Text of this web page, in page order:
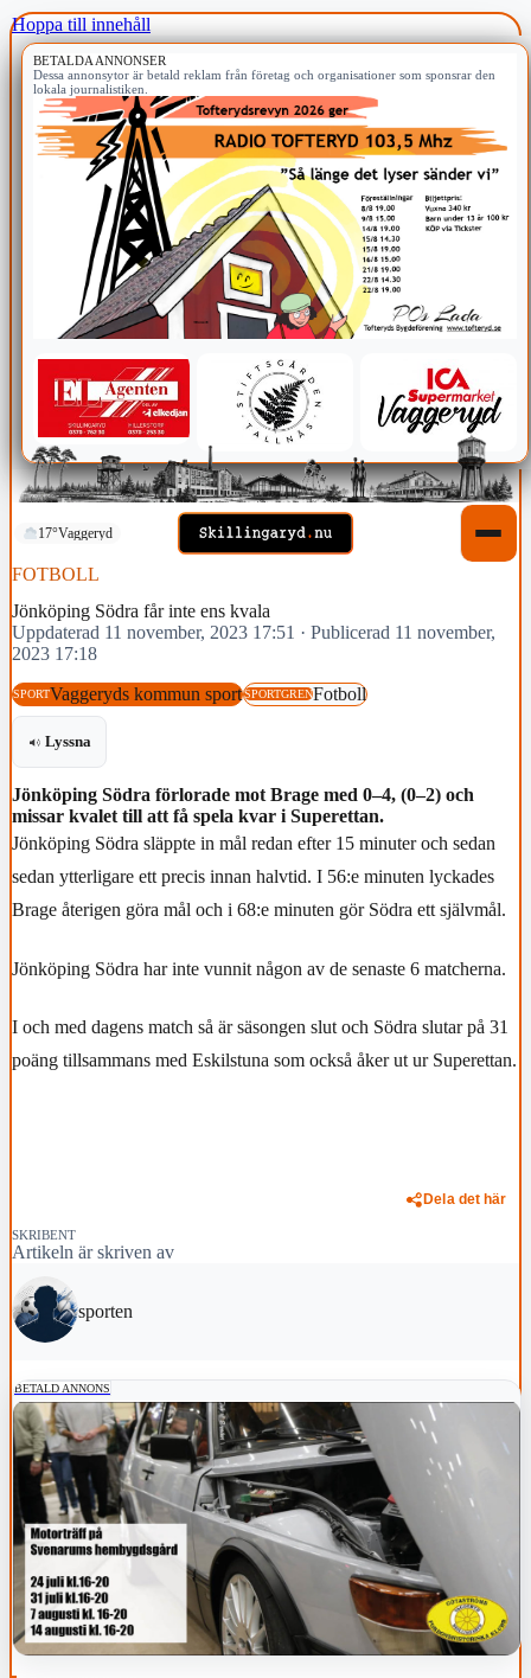
Hoppa till innehåll
BETALDA ANNONSER
Dessa annonsytor är betald reklam från företag och organisationer som sponsrar den
lokala journalistiken.
17°Vaggeryd
FOTBOLL
Jönköping Södra får inte ens kvala
Uppdaterad 11 november, 2023 17:51 · Publicerad 11 november,
2023 17:18
SPORTVaggeryds kommun sportSPORTGRENFotboll
Lyssna
Jönköping Södra förlorade mot Brage med 0–4, (0–2) och
missar kvalet till att få spela kvar i Superettan.
Jönköping Södra släppte in mål redan efter 15 minuter och sedan
sedan ytterligare ett precis innan halvtid. I 56:e minuten lyckades
Brage återigen göra mål och i 68:e minuten gör Södra ett självmål.
Jönköping Södra har inte vunnit någon av de senaste 6 matcherna.
I och med dagens match så är säsongen slut och Södra slutar på 31
poäng tillsammans med Eskilstuna som också åker ut ur Superettan.
Dela det här
SKRIBENT
Artikeln är skriven av
sporten
BETALD ANNONS